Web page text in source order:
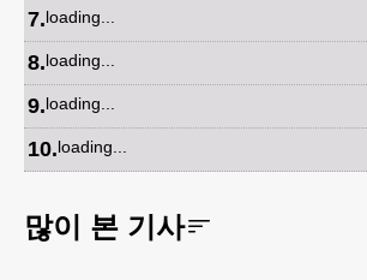
7.loading...
8.loading...
9.loading...
10.loading...
많이 본 기사